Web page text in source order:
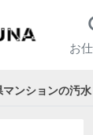
お
マンションの汚